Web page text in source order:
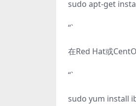
sudo apt-get
“`
在Red Hat或
“`
sudo yum install